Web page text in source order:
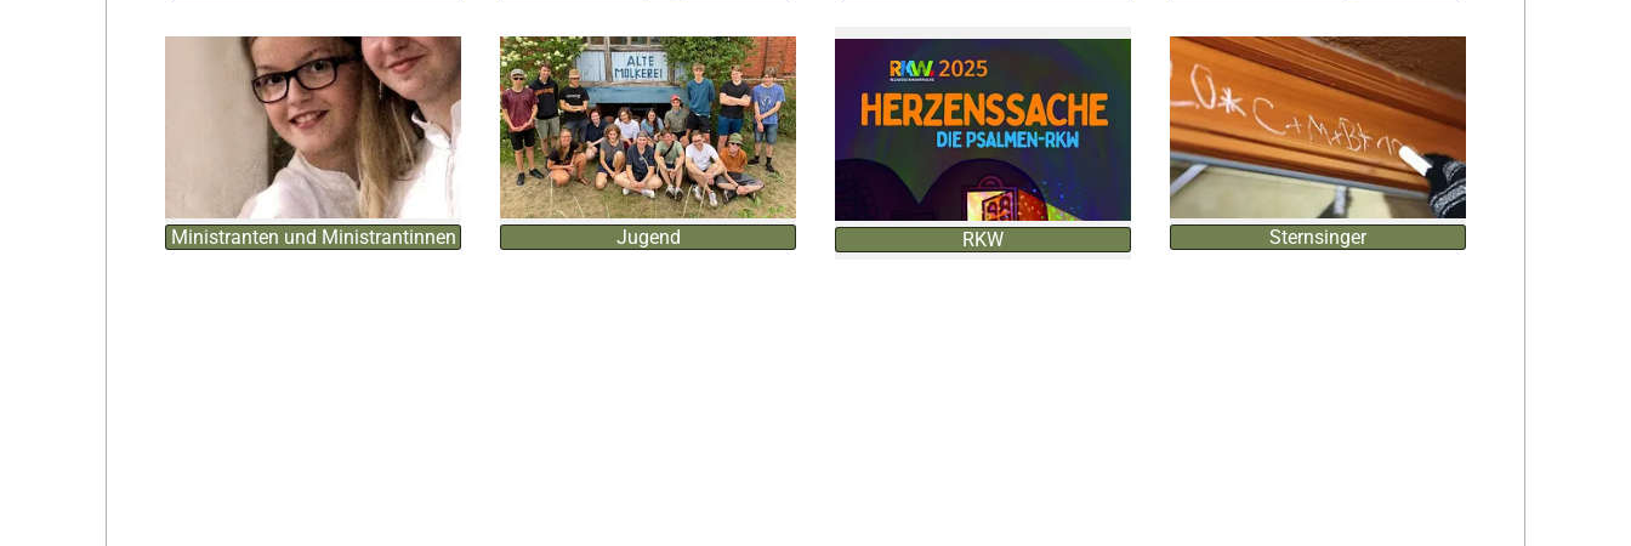
Ministranten und Ministrantinnen Jugend RKW Sternsinger